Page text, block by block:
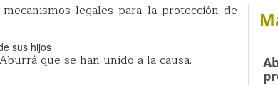
legales para la protección de
que se han unido a la causa.